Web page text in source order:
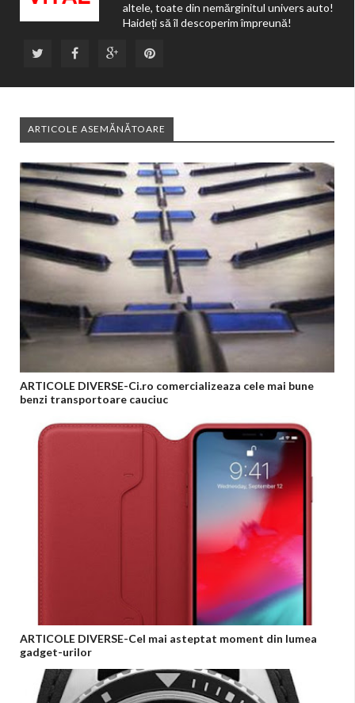
altele, toate din nemărginitul univers auto!
Haideți să îl descoperim împreună!
ARTICOLE ASEMĂNĂTOARE
ARTICOLE DIVERSE-Ci.ro comercializeaza cele mai bune
benzi transportoare cauciuc
ARTICOLE DIVERSE-Cel mai asteptat moment din lumea
gadget-urilor